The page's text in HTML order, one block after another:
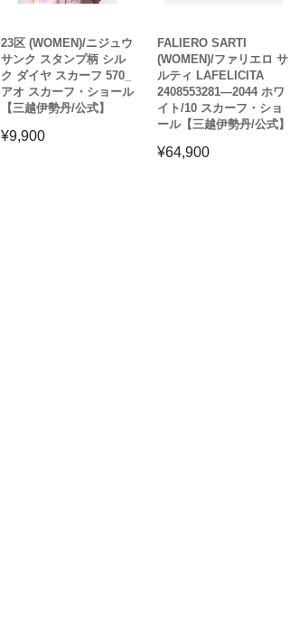
23区 (WOMEN)/ニジュウ
サンク スタンプ柄 シル
ク ダイヤ スカーフ 570_
アオ スカーフ・ショール
【三越伊勢丹/公式】
¥9,900
FALIERO SARTI
(WOMEN)/ファリエロ サ
ルティ LAFELICITA
2408553281―2044 ホワ
イト/10 スカーフ・ショ
ール【三越伊勢丹/公式】
¥64,900